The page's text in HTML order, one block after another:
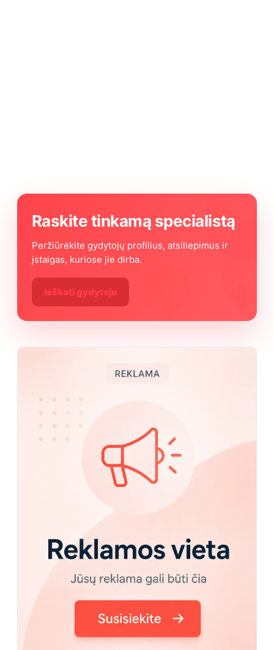
Raskite tinkamą specialistą
Peržiūrėkite gydytojų profilius, atsiliepimus ir
įstaigas, kuriose jie dirba.
Ieškoti gydytojo